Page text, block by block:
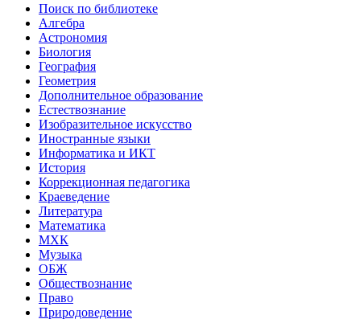
Поиск по библиотеке
Алгебра
Астрономия
Биология
География
Геометрия
Дополнительное образование
Естествознание
Изобразительное искусство
Иностранные языки
Информатика и ИКТ
История
Коррекционная педагогика
Краеведение
Литература
Математика
МХК
Музыка
ОБЖ
Обществознание
Право
Природоведение